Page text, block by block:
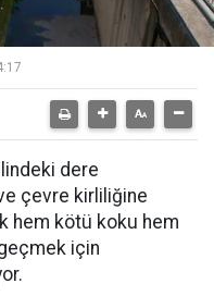
dere
çevre kirliliğine
hem kötü koku hem
için